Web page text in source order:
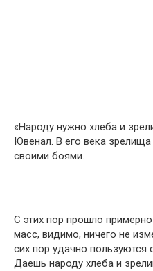
«Народу нужно хлеба и
Ювенал. В его века
своими боями.
С этих пор прошло
масс, видимо, ничего не
сих пор удачно пользуются
Даешь народу хлеба и